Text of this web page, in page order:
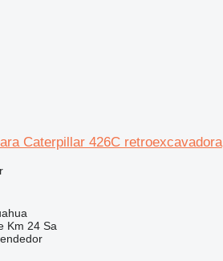
Caterpillar 426C retroexcavadora
Km 24 Sa